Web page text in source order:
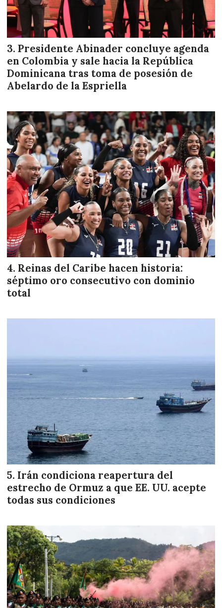
Presidente Abinader concluye agenda
en Colombia y sale hacia la República
Dominicana tras toma de posesión de
Abelardo de la Espriella
Reinas del Caribe hacen historia:
séptimo oro consecutivo con dominio
total
Irán condiciona reapertura del
estrecho de Ormuz a que EE. UU. acepte
todas sus condiciones